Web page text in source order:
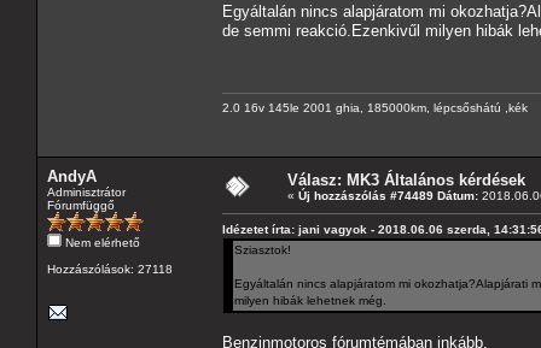
Egyáltalán nincs alapjáratom mi
de semmi reakció.Ezenkivűl milyen hibák
2.0 16v 145le 2001 ghia, 185000km, lépcsőshátú ,kék
AndyA
Adminisztrátor
Fórumfüggő
Nem elérhető
Hozzászólások: 27118
Válasz: MK3 Általános kérdések
« Új hozzászólás #74489 Dátum:
Idézetet írta: jani vagyok - 2018.06.06 szerda,
Sziasztok!
Egyáltalán nincs alapjáratom mi okozhatja?Alapjárati
milyen hibák lehetnek még.
Benzinmotoros fórumtémában inkább.